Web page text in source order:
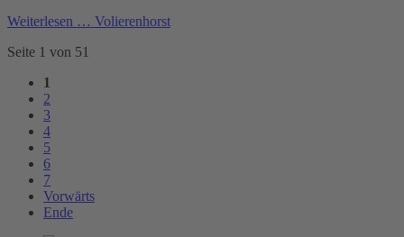
Weiterlesen … Volierenhorst
Seite 1 von 51
1
2
3
4
5
6
7
Vorwärts
Ende